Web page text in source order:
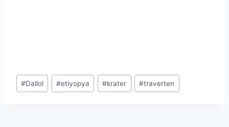
Post
Tags:
#Dallol #etiyopya #krater #traverten